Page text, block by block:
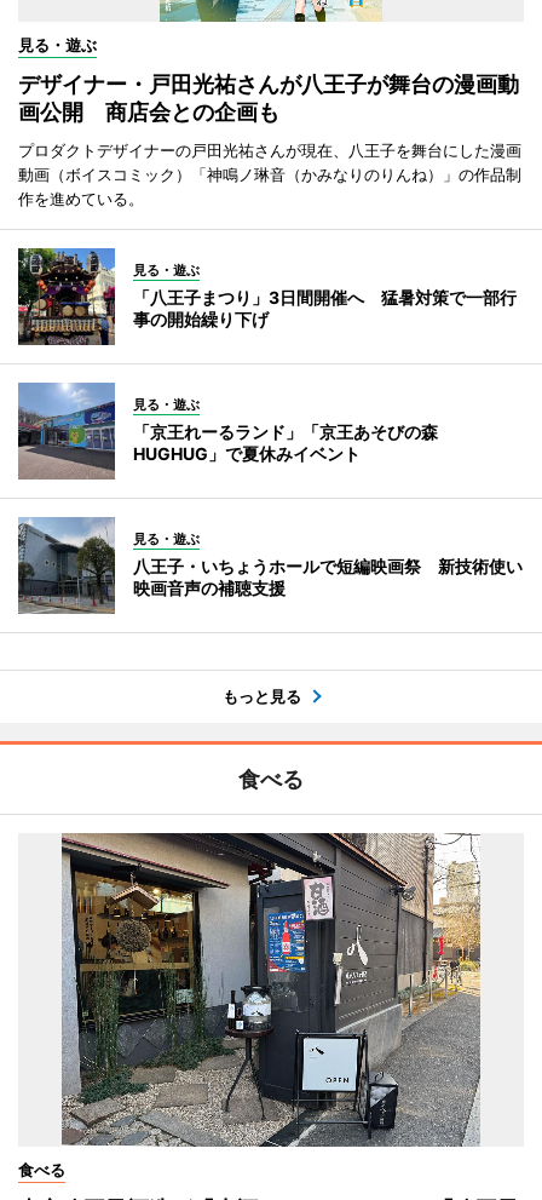
見る・遊ぶ
デザイナー・戸田光祐さんが八王子が舞台の漫画動
画公開 商店会との企画も
プロダクトデザイナーの戸田光祐さんが現在、八王子を舞台にした漫画
動画（ボイスコミック）「神鳴ノ琳音（かみなりのりんね）」の作品制
作を進めている。
見る・遊ぶ
「八王子まつり」3日間開催へ 猛暑対策で一部行
事の開始繰り下げ
見る・遊ぶ
「京王れーるランド」「京王あそびの森
HUGHUG」で夏休みイベント
見る・遊ぶ
八王子・いちょうホールで短編映画祭 新技術使い
映画音声の補聴支援
もっと見る
食べる
食べる